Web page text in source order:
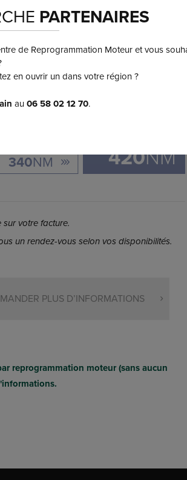
3 ou 4x
SANS FRAIS 550
COUPLE
340NM 420NM
votre facture.
un rendez-vous selon vos disponibilités.
PLUS D’INFORMATIONS
reprogrammation moteur (sans aucun
PARTENAIRES
de Reprogrammation Moteur et vous
en ouvrir un dans votre région ?
au06 58 02 12 70.